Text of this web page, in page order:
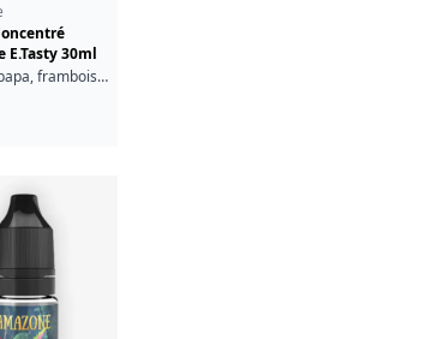
E.Tasty 30ml
Barbe à papa, framboise bleue, fruits rouges, grenade, fraîcheur